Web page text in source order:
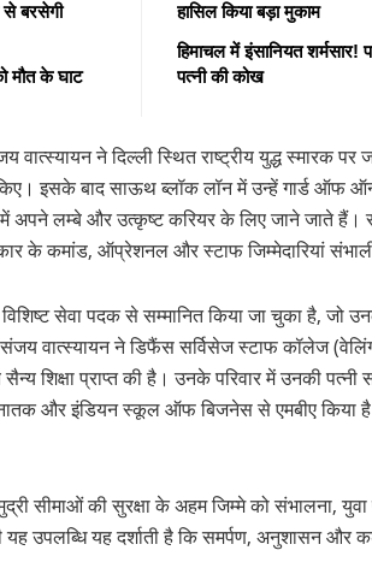
बरसेगी
मौत के घाट
हासिल किया बड़ा मुकाम
हिमाचल में इंसानियत शर्मसार!
पत्नी की कोख
ने दिल्ली स्थित राष्ट्रीय युद्ध स्मारक पर
किए। इसके बाद साऊथ ब्लॉक लॉन में उन्हें गार्ड ऑफ
में अपने लम्बे और उत्कृष्ट करियर के लिए जाने जाते
के कमांड, ऑप्रेशनल और स्टाफ जिम्मेदारियां
सेवा पदक से सम्मानित किया जा चुका है, जो
वात्स्यायन ने डिफैंस सर्विसेज स्टाफ कॉलेज
प्राप्त की है। उनके परिवार में उनकी पत्नी
और इंडियन स्कूल ऑफ बिजनेस से एमबीए किया है
सीमाओं की सुरक्षा के अहम जिम्मे को संभालना,
उपलब्धि यह दर्शाती है कि समर्पण, अनुशासन और